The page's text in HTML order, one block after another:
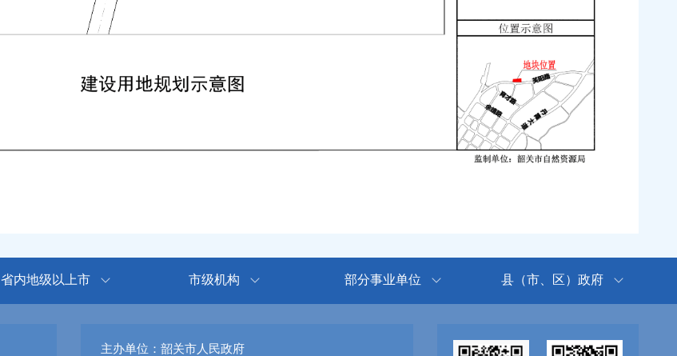
省内地级以上市 市级机构 部分事业单位 县（市、区）政府
主办单位：韶关市人民政府